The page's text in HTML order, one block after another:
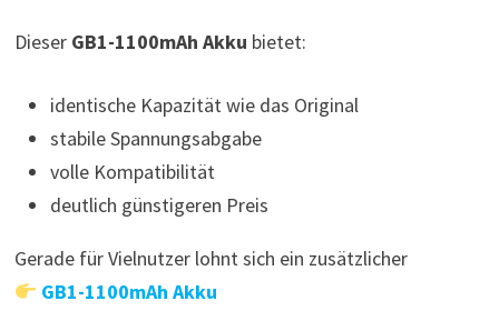
Dieser GB1-1100mAh Akku bietet:
identische Kapazität wie das Original
stabile Spannungsabgabe
volle Kompatibilität
deutlich günstigeren Preis
Gerade für Vielnutzer lohnt sich ein zusätzlicher
GB1-1100mAh Akku